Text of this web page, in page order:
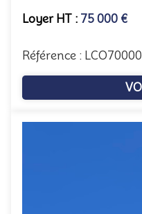
Référence :
Loyer HT : 75 000 €